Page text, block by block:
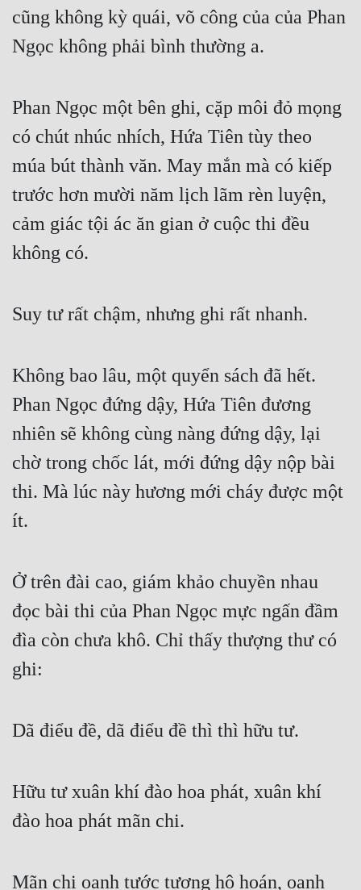
cũng không kỳ quái, võ công của của Phan
Ngọc không phải bình thường a.
Phan Ngọc một bên ghi, cặp môi đỏ mọng
có chút nhúc nhích, Hứa Tiên tùy theo
múa bút thành văn. May mắn mà có kiếp
trước hơn mười năm lịch lãm rèn luyện,
cảm giác tội ác ăn gian ở cuộc thi đều
không có.
Suy tư rất chậm, nhưng ghi rất nhanh.
Không bao lâu, một quyển sách đã hết.
Phan Ngọc đứng dậy, Hứa Tiên đương
nhiên sẽ không cùng nàng đứng dậy, lại
chờ trong chốc lát, mới đứng dậy nộp bài
thi. Mà lúc này hương mới cháy được một
ít.
Ở trên đài cao, giám khảo chuyền nhau
đọc bài thi của Phan Ngọc mực ngấn đầm
đìa còn chưa khô. Chỉ thấy thượng thư có
ghi:
Dã điểu đề, dã điểu đề thì thì hữu tư.
Hữu tư xuân khí đào hoa phát, xuân khí
đào hoa phát mãn chi.
Mãn chi oanh tước tương hô hoán, oanh